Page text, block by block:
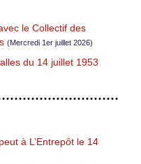
le Collectif des
(Mercredi 1er juillet 2026)
du 14 juillet 1953
à L’Entrepôt le 14